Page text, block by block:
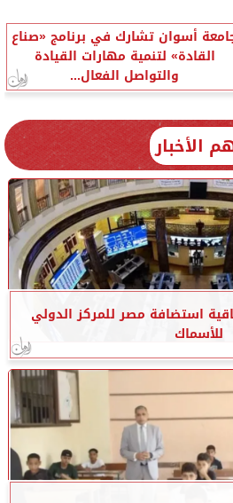
أسوان تشارك في برنامج «صناع
القادة» لتنمية مهارات القيادة
والتواصل الفعال...
الأخبار
استضافة مصر للمركز الدولي
للأسماك